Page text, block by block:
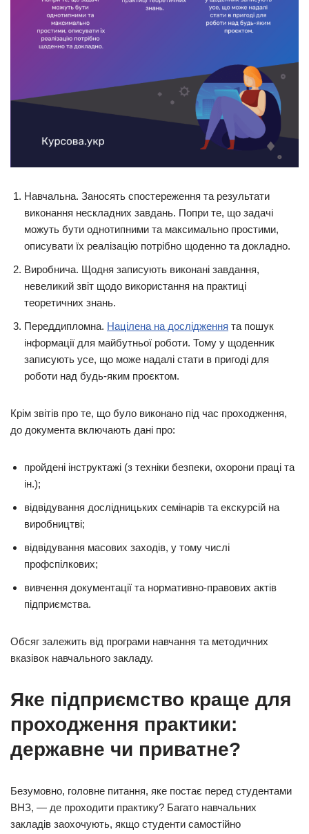
Навчальна. Заносять спостереження та результати
виконання нескладних завдань. Попри те, що задачі
можуть бути однотипними та максимально простими,
описувати їх реалізацію потрібно щоденно та докладно.
Виробнича. Щодня записують виконані завдання,
невеликий звіт щодо використання на практиці
теоретичних знань.
Переддипломна. Націлена на дослідження та пошук
інформації для майбутньої роботи. Тому у щоденник
записують усе, що може надалі стати в пригоді для
роботи над будь-яким проєктом.
Крім звітів про те, що було виконано під час проходження,
до документа включають дані про:
пройдені інструктажі (з техніки безпеки, охорони праці та
ін.);
відвідування дослідницьких семінарів та екскурсій на
виробництві;
відвідування масових заходів, у тому числі
профспілкових;
вивчення документації та нормативно-правових актів
підприємства.
Обсяг залежить від програми навчання та методичних
вказівок навчального закладу.
Яке підприємство краще для
проходження практики:
державне чи приватне?
Безумовно, головне питання, яке постає перед студентами
ВНЗ, — де проходити практику? Багато навчальних
закладів заохочують, якщо студенти самостійно